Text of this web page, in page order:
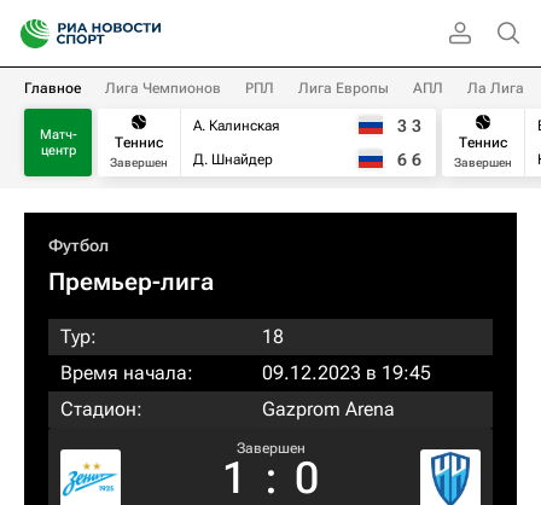
Главное Лига Чемпионов РПЛ Лига Европы АПЛ Ла Лига
Матч-
центр
Теннис
Завершен
А. Калинская
Д. Шнайдер
3 3
6 6
Теннис
Завершен
Футбол
Премьер-лига
Тур:
18
Время начала:
09.12.2023 в 19:45
Стадион:
Gazprom Arena
Завершен
1 : 0